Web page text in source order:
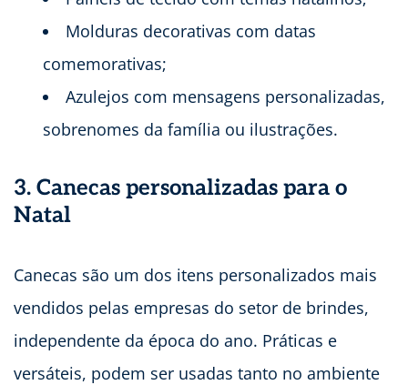
Molduras decorativas com datas
comemorativas;
Azulejos com mensagens personalizadas,
sobrenomes da família ou ilustrações.
3. Canecas personalizadas para o
Natal
Canecas são um dos itens personalizados mais
vendidos pelas empresas do setor de brindes,
independente da época do ano. Práticas e
versáteis, podem ser usadas tanto no ambiente